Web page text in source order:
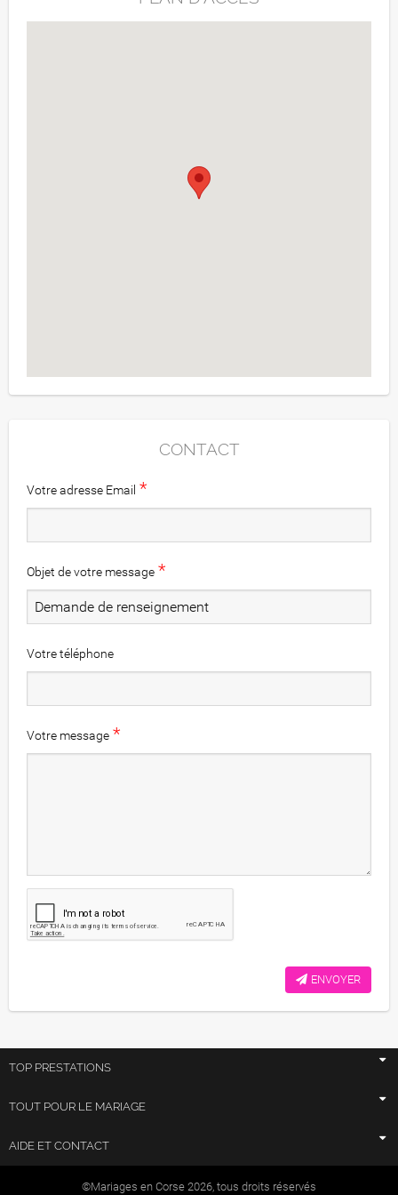
CONTACT
Votre adresse Email *
Objet de votre message *
Votre téléphone
Votre message *
ENVOYER
TOP PRESTATIONS
TOUT POUR LE MARIAGE
AIDE ET CONTACT
©Mariages en Corse 2026, tous droits réservés